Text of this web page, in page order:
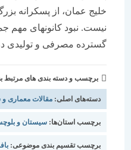
خلیج عمان، از پسکرانه بزرگ و
نیست. نبود کانونهای مهم
گسترده مصرفی و تولیدی در…
برچسب و دسته بندی های مرتبط به این
دسته‌های اصلی:مقالات معماری و
برچسب استان‌ها:سیستان و بلوچستان
برچسب تقسیم بندی موضوعی:بافت